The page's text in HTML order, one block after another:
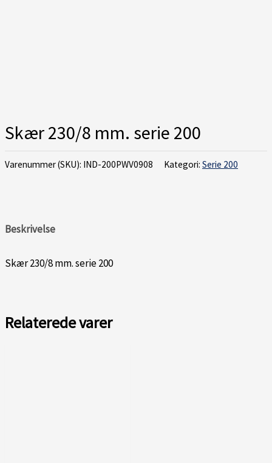
Skær 230/8 mm. serie 200
Varenummer (SKU): IND-200PWV0908 Kategori: Serie 200
Beskrivelse
Skær 230/8 mm. serie 200
Relaterede varer